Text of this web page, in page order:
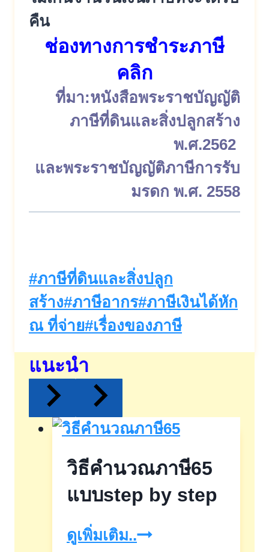
คืน
ช่องทางการชำระภาษี
คลิก
ที่มา:หนังสือพระราชบัญญัติ
ภาษีที่ดินและสิ่งปลูกสร้าง
พ.ศ.2562
และพระราชบัญญัติภาษีการรับ
มรดก พ.ศ. 2558
Post
Tags:
#ภาษีที่ดินและสิ่งปลูก
สร้าง#ภาษีอากร#ภาษีเงินได้หัก
ณ ที่จ่าย#เรื่องของภาษี
แนะนำ
วิธีคำนวณภาษี65
แบบstep by step
ดูเพิ่มเติม..วิธี